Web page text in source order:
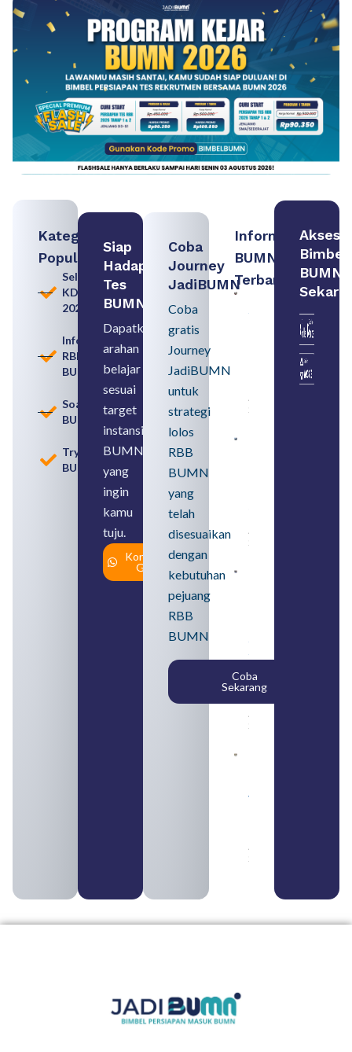
Kategori
Populer
Seleksi
KDKMP
2026
Informasi
RBB
BUMN
Soal
BUMN
Tryout
BUMN
Siap
Hadapi
Tes
BUMN
Dapatkan
arahan
belajar
sesuai
target
instansi
BUMN
yang
ingin
kamu
tuju.
Konsultasi
Gratis
Coba
Journey
JadiBUMN
Coba
gratis
Journey
JadiBUMN
untuk
strategi
lolos
RBB
BUMN
yang
telah
disesuaikan
dengan
kebutuhan
pejuang
RBB
BUMN
Coba
Sekarang
Informasi
BUMN
Terbaru:
Persiapan
Seleksi
Rekrutmen
Memahami
August 8,
2026
August 6,
2026
SMA
Syarat,
Posisi,
dan
Cara
Daftar
August 5,
2026
yang
August 4,
2026
Akses
Bimbel
BUMN